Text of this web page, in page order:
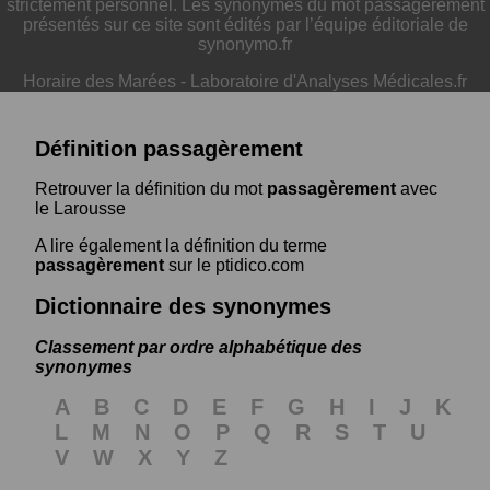
strictement personnel. Les synonymes du mot passagèrement
présentés sur ce site sont édités par l’équipe éditoriale de
synonymo.fr
Horaire des Marées - Laboratoire d'Analyses Médicales.fr
Définition passagèrement
Retrouver la définition du mot passagèrement avec
le Larousse
A lire également la définition du terme
passagèrement sur le ptidico.com
Dictionnaire des synonymes
Classement par ordre alphabétique des
synonymes
A B C D E F G H I J
K
L
M N O P Q R S T
U
V
W X Y
Z